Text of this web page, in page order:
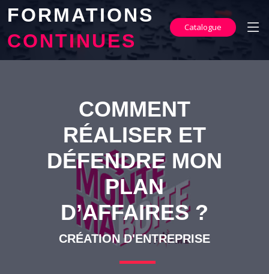
FORMATIONS
CONTINUES
Catalogue
COMMENT
RÉALISER ET
DÉFENDRE MON
PLAN
D’AFFAIRES ?
CRÉATION D'ENTREPRISE